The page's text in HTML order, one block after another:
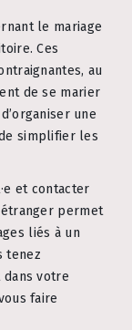
le mariage
Ces
au
de se marier
une
simplifier les
et contacter
permet
liés à un
tenez
votre
faire